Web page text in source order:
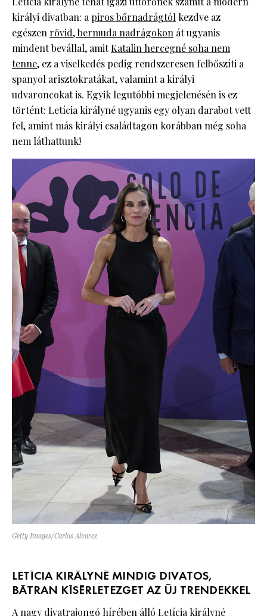
királyi divatban: apiros bőrnadrágtól kezdve az
egészen rövid, bermuda nadrágokon át ugyanis
mindent bevállal, amitKatalin hercegné soha nem
tenne, ez a viselkedés pedig rendszeresen felbőszíti a
spanyol arisztokratákat, valamint a királyi
udvaroncokat is. Egyik legutóbbi megjelenésén is ez
történt: Letícia királyné ugyanis egy olyan darabot vett
fel, amint más királyi családtagon korábban még soha
nem láthattunk!
Getty Images/Carlos Alvarez
LETÍCIA KIRÁLYNÉ MINDIG DIVATOS,
BÁTRAN KÍSÉRLETEZGET AZ ÚJ TRENDEKKEL
A nagy divatrajongó hírében álló Letícia királyné